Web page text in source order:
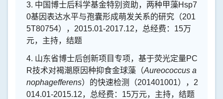
3. 中国博士后科学基金特别资助，两种甲藻Hsp7
0基因表达水平与孢囊形成萌发关系的研究（201
5T80754）， 2015.01-2017.12，总经费： 15万
元，主持，结题
4. 山东省博士后创新项目专项，基于荧光定量PC
R技术对褐潮原因种抑食金球藻（Aureococcus a
nophagefferens）的快速检测（201401001）， 2
014.01-2015.12，总经费： 15万元，主持，结题